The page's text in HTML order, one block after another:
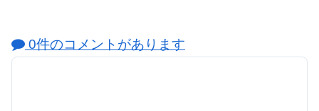
0件のコメントがあります